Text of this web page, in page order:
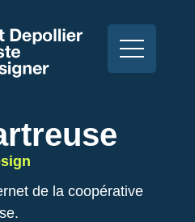
de la coopérative